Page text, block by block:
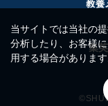
集
当サイトでは当社の
分析したり、お客様
用する場合がありま